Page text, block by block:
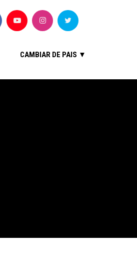
CAMBIAR DE PAIS ▼